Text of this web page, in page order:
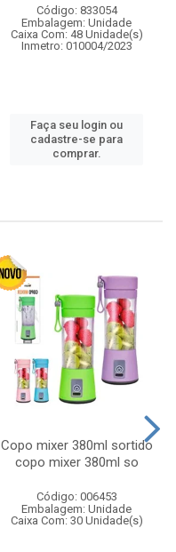
Código: 833054
Embalagem: Unidade
Caixa Com: 48 Unidade(s)
Inmetro: 010004/2023
Faça seu login ou
cadastre-se para
comprar.
Copo mixer 380ml sortido
copo mixer 380ml so
Código: 006453
Embalagem: Unidade
Caixa Com: 30 Unidade(s)